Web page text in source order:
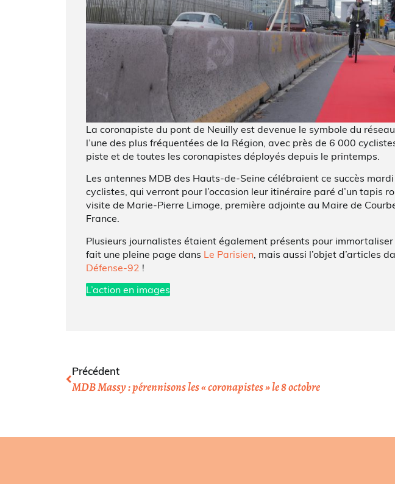
La coronapiste du pont de Neuilly est devenue le symbole du
l’une des plus fréquentées de la Région, avec près de 6 000
piste et de toutes les coronapistes déployés depuis le printemps.
Les antennes MDB des Hauts-de-Seine célébraient ce succès
cyclistes, qui verront pour l’occasion leur itinéraire paré d’un tapis
visite de Marie-Pierre Limoge, première adjointe au Maire de
France.
Plusieurs journalistes étaient également présents pour
fait une pleine page dans Le Parisien , mais aussi l’objet d’articles
Défense-92 !
L’action en images
Précédent
MDB Massy : pérennisons les « coronapistes » le 8 octobre